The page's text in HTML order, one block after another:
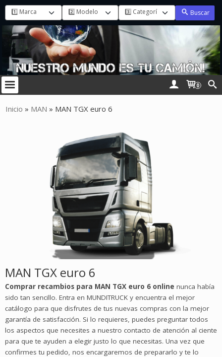
Buscar
0
Inicio » MAN » MAN TGX euro 6
MAN TGX euro 6
Comprar recambios para MAN TGX euro 6 online nunca había
sido tan sencillo. Entra en MUNDITRUCK y encuentra el mejor
catálogo para que disfrutes de tus nuevas compras con la mejor
garantía de satisfacción. Si lo requieres, puedes preguntar todos
los aspectos que necesites a nuestro contacto de atención al ciente
para que te ayuden a elegir justo lo que necesitas. Una vez que
confirmes tu pedido, nos encargaremos de prepararlo y te lo